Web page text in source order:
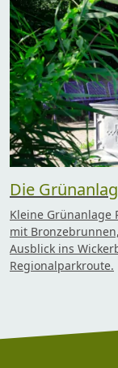
Die
Kleine Grünanlage
mit
Ausblick ins
Regionalparkroute.